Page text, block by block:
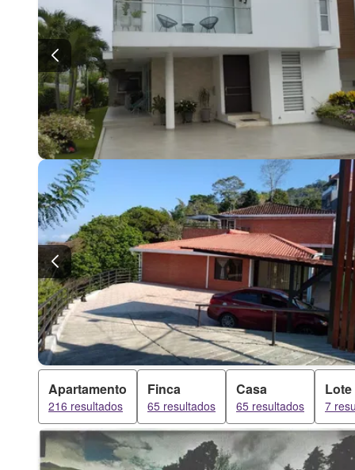
Apartamento
216 resultados
Finca
65 resultados
Casa
65 resultados
Lote
7